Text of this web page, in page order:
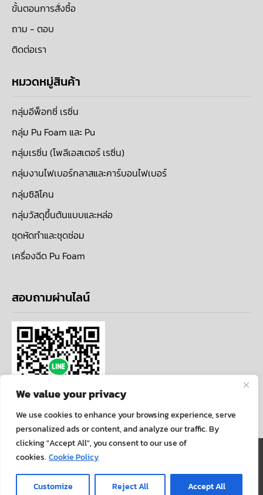
We value your privacy
We use cookies to enhance your browsing experience, serve
personalized ads or content, and analyze our traffic. By
clicking "Accept All", you consent to our use of
cookies. Cookie Policy
Customize Reject All Accept All
ขั้นตอนการสั่งซื้อ
ถาม - ตอบ
ติดต่อเรา
หมวดหมู่สินค้า
กลุ่มอีพ็อกซี่ เรซิ่น
กลุ่ม Pu Foam และ Pu
กลุ่มเรซิ่น (โพลีเอสเตอร์ เรซิ่น)
กลุ่มงานไฟเบอร์กลาสและคาร์บอนไฟเบอร์
กลุ่มซิลิโคน
กลุ่มวัสดุขึ้นต้นแบบและหล่อ
ชุดหัดทำและชุดซ่อม
เครื่องฉีด Pu Foam
สอบถามผ่านไลน์
COPYRIGHT ©ALLARTCENTER . ALL RIGHTS
RESERVED.
นโยบายความเป็นส่วนตัว